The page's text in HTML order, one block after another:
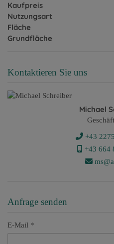
Kaufpreis
Nutzungsart
Fläche
Grundfläche
Kontaktieren Sie uns
Michael
+43
+43 ​664
Anfrage senden
E-Mail